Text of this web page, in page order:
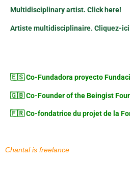
Multidisciplinary artist. Click here!
Artiste multidisciplinaire. Cliquez-
🇪🇸 Co-Fundadora proyecto
🇬🇧 Co-Founder of the Beingist
🇫🇷 Co-fondatrice du projet de la
Chantal is freelance